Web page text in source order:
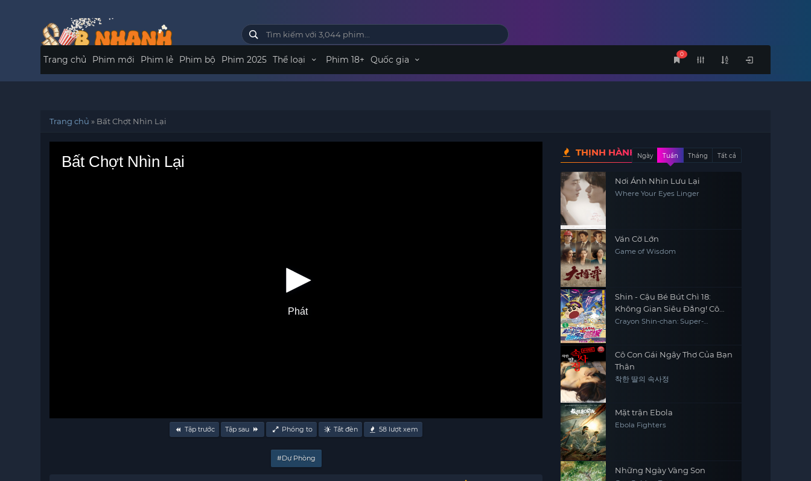
0
Trang chủ Phim mới Phim lẻ Phim bộ Phim 2025 Thể loại Phim 18+ Quốc gia
Trang chủ » Bất Chợt Nhìn Lại
Bất Chợt Nhìn Lại
Phát
Tập trước Tập sau Phóng to Tắt đèn 58 lượt xem
#Dự Phòng
THỊNH HÀNHNgày Tuần Tháng Tất cả
Nơi Ánh Nhìn Lưu Lại
Where Your Eyes Linger
Ván Cờ Lớn
Game of Wisdom
Shin - Cậu Bé Bút Chì 18:
Không Gian Siêu Đẳng! Cô
Dâu Gọi Bão Của Ora
Crayon Shin-chan: Super-
Cô Con Gái Ngây Thơ Của Bạn
Thân
착한 딸의 속사정
Mặt trận Ebola
Ebola Fighters
Những Ngày Vàng Son